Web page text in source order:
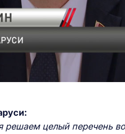
решаем целый перечень